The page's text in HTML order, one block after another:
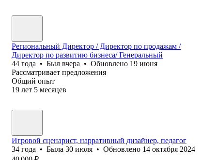
Региональный Директор / Директор по продажам /
Директор по развитию бизнеса/ Генеральный
44 года • Был вчера • Обновлено 19 июня
Рассматривает предложения
Общий опыт
19 лет 5 месяцев
Игровой сценарист, нарративный дизайнер, педагог
34 года • Была 30 июля • Обновлено 14 октября 2024